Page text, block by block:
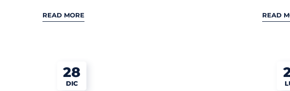
READ MORE READ
28
DIC